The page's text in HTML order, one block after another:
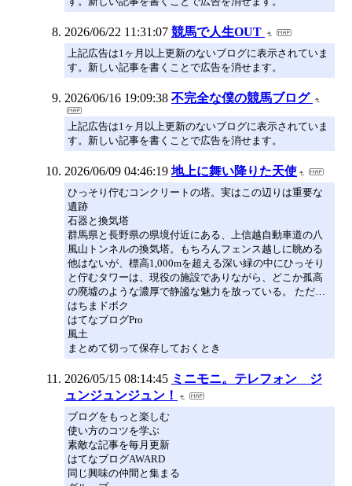
2026/06/22 11:31:07 競馬で人生OUT
上記広告は1ヶ月以上更新のないブログに表示されていま
す。新しい記事を書くことで広告を消せます。
2026/06/16 19:09:38 不完全な僕の競馬ブログ
上記広告は1ヶ月以上更新のないブログに表示されていま
す。新しい記事を書くことで広告を消せます。
2026/06/09 04:46:19 地上に舞い降りた天使
ひっそり佇むコンクリートの塔。実はこの辺りは重要な
遺跡
石器と換気塔
群馬県と長野県の県境付近にある、上信越自動車道の八
風山トンネルの換気塔。もちろんフェンス越しに眺める
他はないが、標高1,000mを超える深い緑の中にひっそり
と佇むタワーは、現役の施設でありながら、どこか孤高
の廃墟のような濃厚で静謐な魅力を放っている。 ただ…
はちまドボク
はてなブログPro
風土
まとめて切って保存しておくとき
2026/05/15 08:14:45 ミニモニ。テレフォン ジ
ュンジュンジュン！
ブログをもっと楽しむ
使い方のコツを学ぶ
素敵な記事を毎月更新
はてなブログAWARD
同じ興味の仲間と集まる